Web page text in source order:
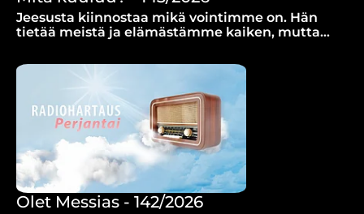
Jeesusta kiinnostaa mikä vointimme on. Hän
tietää meistä ja elämästämme kaiken, mutta
tuntemuksiamme Hänelle, vakuuttaa Mia
Olet Messias - 142/2026